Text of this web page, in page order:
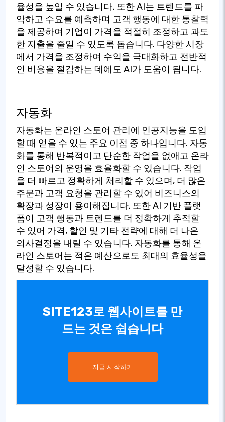
율성을 높일 수 있습니다. 또한 AI는 트렌드를 파
악하고 수요를 예측하며 고객 행동에 대한 통찰력
을 제공하여 기업이 가격을 적절히 조정하고 과도
한 지출을 줄일 수 있도록 돕습니다. 다양한 시장
에서 가격을 조정하여 수익을 극대화하고 전반적
인 비용을 절감하는 데에도 AI가 도움이 됩니다.
자동화
자동화는 온라인 스토어 관리에 인공지능을 도입
할 때 얻을 수 있는 주요 이점 중 하나입니다. 자동
화를 통해 반복적이고 단순한 작업을 없애고 온라
인 스토어의 운영을 효율화할 수 있습니다. 작업
을 더 빠르고 정확하게 처리할 수 있으며, 더 많은
주문과 고객 요청을 관리할 수 있어 비즈니스의
확장과 성장이 용이해집니다. 또한 AI 기반 플랫
폼이 고객 행동과 트렌드를 더 정확하게 추적할
수 있어 가격, 할인 및 기타 전략에 대해 더 나은
의사결정을 내릴 수 있습니다. 자동화를 통해 온
라인 스토어는 적은 예산으로도 최대의 효율성을
달성할 수 있습니다.
SITE123로 웹사이트를 만
드는 것은 쉽습니다
지금 시작하기